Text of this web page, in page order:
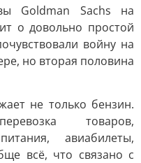
Goldman Sachs на
о довольно простой
войну на
но вторая половина
не только бензин.
товаров,
авиабилеты,
всё, что связано с